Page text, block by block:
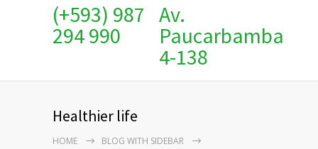
(+593) 987
294 990
Av.
Paucarbamba
4-138
Healthier life
HOME
BLOG WITH SIDEBAR